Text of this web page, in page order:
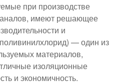
при производстве
имеют решающее
и
— один из
материалов,
изоляционные
и экономичность.